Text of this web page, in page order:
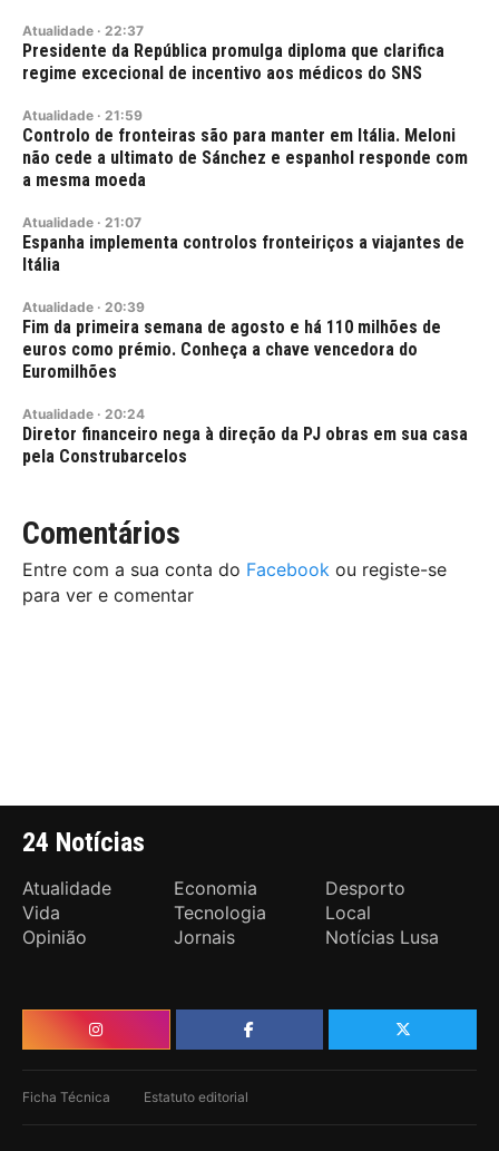
Atualidade · 22:37
Presidente da República promulga diploma que clarifica
regime excecional de incentivo aos médicos do SNS
Atualidade · 21:59
Controlo de fronteiras são para manter em Itália. Meloni
não cede a ultimato de Sánchez e espanhol responde com
a mesma moeda
Atualidade · 21:07
Espanha implementa controlos fronteiriços a viajantes de
Itália
Atualidade · 20:39
Fim da primeira semana de agosto e há 110 milhões de
euros como prémio. Conheça a chave vencedora do
Euromilhões
Atualidade · 20:24
Diretor financeiro nega à direção da PJ obras em sua casa
pela Construbarcelos
Comentários
Entre com a sua conta do Facebook ou registe-se
para ver e comentar
24 Notícias
Atualidade Economia
Desporto
Vida
Tecnologia
Local
Opinião
Jornais Notícias Lusa
Ficha Técnica Estatuto editorial